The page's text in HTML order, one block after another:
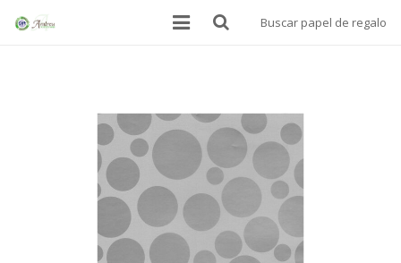
PAPEL ALIMENTARIO
MANTELES SOBREMESA
PAPEL DE REGALO
Buscar papel de regalo